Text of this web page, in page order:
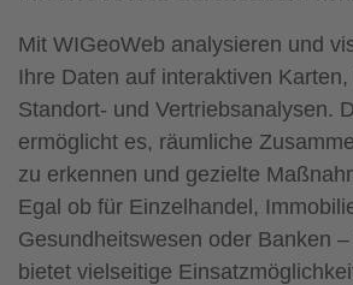
Mit WIGeoWeb analysieren und
Ihre Daten auf interaktiven
Standort- und Vertriebsanalysen.
ermöglicht es, räumliche
zu erkennen und gezielte
Egal ob für Einzelhandel,
Gesundheitswesen oder Banken
bietet vielseitige